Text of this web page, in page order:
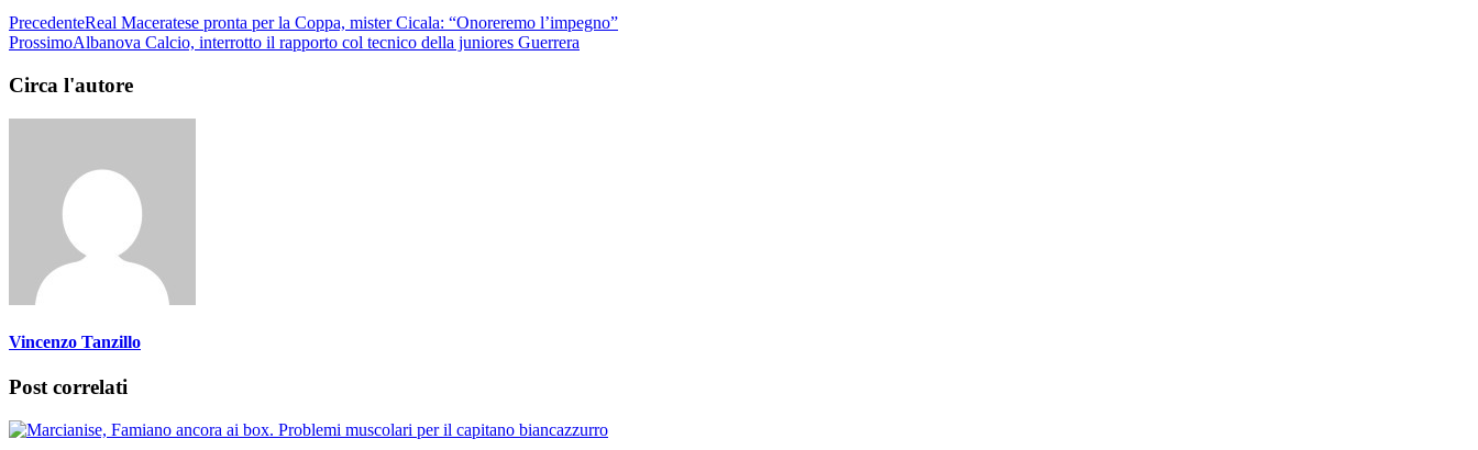
PrecedenteReal Maceratese pronta per la Coppa, mister Cicala: “Onoreremo l’impegno”
ProssimoAlbanova Calcio, interrotto il rapporto col tecnico della juniores Guerrera
Circa l'autore
Vincenzo Tanzillo
Post correlati